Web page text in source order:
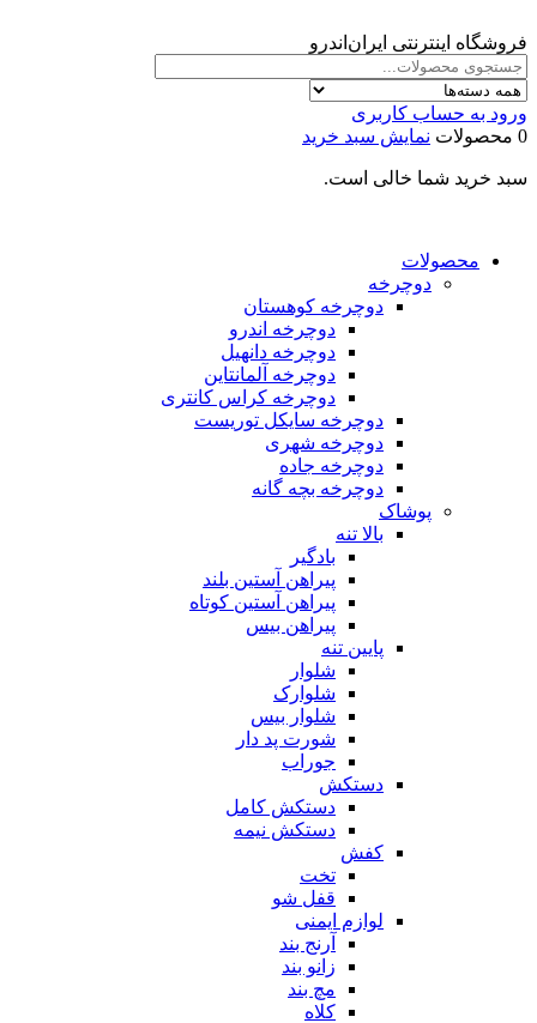
فروشگاه اینترنتی ایران‌اندرو
ورود به حساب کاربری
0 محصولات
نمایش سبد خرید
سبد خرید شما خالی است.
محصولات
دوچرخه
دوچرخه کوهستان
دوچرخه اندرو
دوچرخه دانهیل
دوچرخه آلمانتاین
دوچرخه کراس کانتری
دوچرخه سایکل توریست
دوچرخه شهری
دوچرخه جاده
دوچرخه بچه گانه
پوشاک
بالا تنه
بادگیر
پیراهن آستین بلند
پیراهن آستین کوتاه
پیراهن بیس
پایین تنه
شلوار
شلوارک
شلوار بیس
شورت پد دار
جوراب
دستکش
دستکش کامل
دستکش نیمه
کفش
تخت
قفل شو
لوازم ایمنی
آرنج بند
زانو بند
مچ بند
کلاه